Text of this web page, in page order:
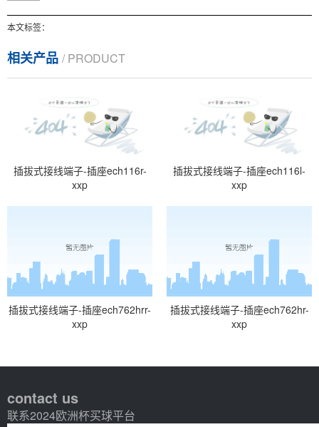
本文标签：
相关产品 / PRODUCT
插拔式接线端子-插座ech116r-
xxp
插拔式接线端子-插座ech116l-
xxp
插拔式接线端子-插座ech762hrr-
xxp
插拔式接线端子-插座ech762hr-
xxp
contact us
联系2024欧洲杯买球平台